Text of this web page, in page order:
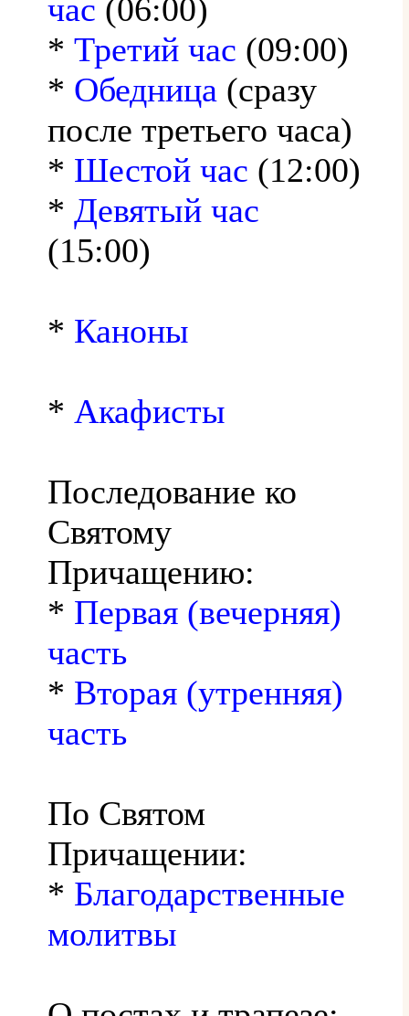
час (06:00)
* Третий час (09:00)
* Обедница (сразу
после третьего часа)
* Шестой час (12:00)
* Девятый час
(15:00)
* Каноны
* Акафисты
Последование ко
Святому
Причащению:
* Первая (вечерняя)
часть
* Вторая (утренняя)
часть
По Святом
Причащении:
* Благодарственные
молитвы